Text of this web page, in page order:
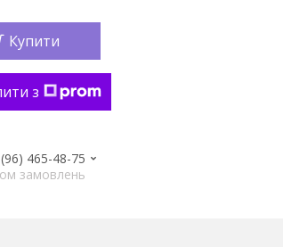
Купити
з
465-48-75
замовлень